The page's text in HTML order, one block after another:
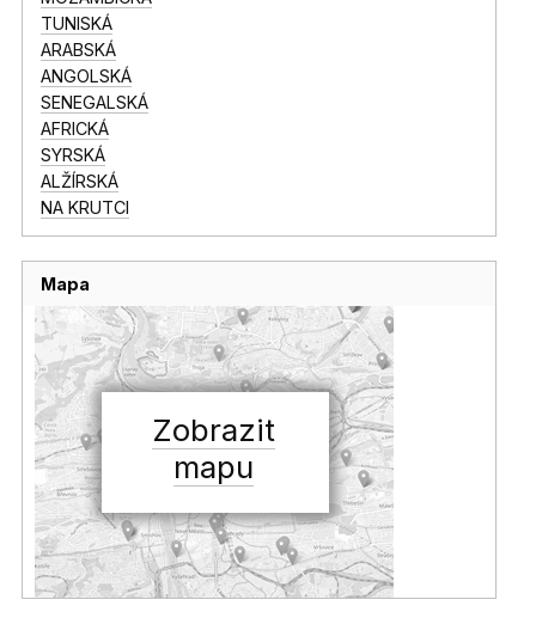
TUNISKÁ
ARABSKÁ
ANGOLSKÁ
SENEGALSKÁ
AFRICKÁ
SYRSKÁ
ALŽÍRSKÁ
NA KRUTCI
Mapa
Zobrazit
mapu